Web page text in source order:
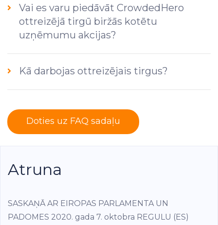
Vai es varu piedāvāt CrowdedHero
ottreizējā tirgū biržās kotētu
uzņēmumu akcijas?
Kā darbojas ottreizējais tirgus?
Doties uz FAQ sadaļu
Atruna
SASKAŅĀ AR EIROPAS PARLAMENTA UN
PADOMES 2020. gada 7. oktobra REGULU (ES)